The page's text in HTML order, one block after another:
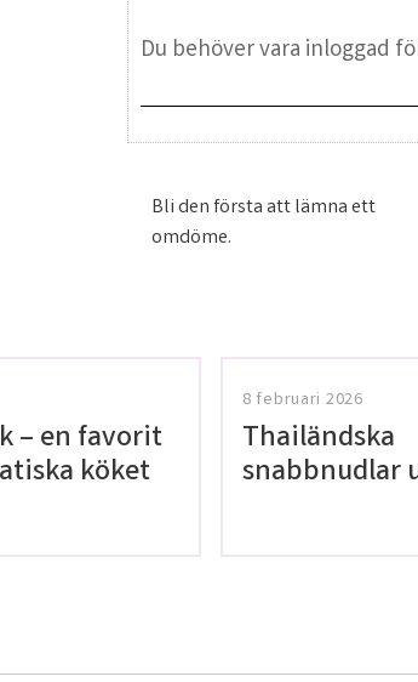
Bli den första att lämna ett
omdöme.
– en favorit
köket
8 februari 2026
Thailändska
snabbnudlar